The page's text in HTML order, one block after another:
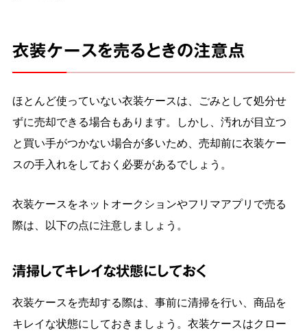
衣装ケースを売るときの注意点
ほとんど使っていない衣装ケースは、ごみとして処分せ
ずに売却できる場合もあります。しかし、汚れが目立つ
と買い手がつかない場合が多いため、売却前に衣装ケー
スの手入れをしておく必要があるでしょう。
衣装ケースをネットオークションやフリマアプリで売る
際は、以下の点に注意しましょう。
清掃してキレイな状態にしておく
衣装ケースを売却する際は、事前に清掃を行い、商品を
キレイな状態にしておきましょう。衣装ケースはクロー